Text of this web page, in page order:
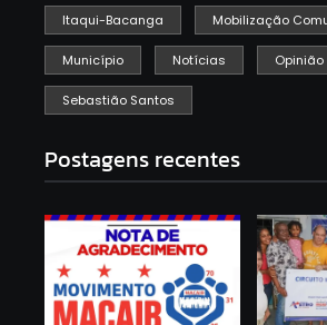
Itaqui-Bacanga Mobilização
Município Notícias Opinião
Sebastião Santos
Postagens recentes